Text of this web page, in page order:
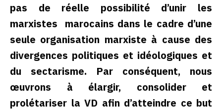
pas de réelle possibilité d’unir les
marxistes marocains dans le cadre d’une
seule organisation marxiste à cause des
divergences politiques et idéologiques et
du sectarisme. Par conséquent, nous
œuvrons à élargir, consolider et
prolétariser la VD afin d’atteindre ce but